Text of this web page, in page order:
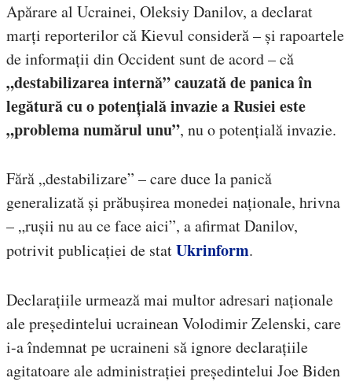
Apărare al Ucrainei, Oleksiy Danilov, a declarat
marți reporterilor că Kievul consideră – și rapoartele
de informații din Occident sunt de acord – că
„destabilizarea internă” cauzată de panica în
legătură cu o potențială invazie a Rusiei este
„problema numărul unu”, nu o potențială invazie.
Fără „destabilizare” – care duce la panică
generalizată și prăbușirea monedei naționale, hrivna
– „rușii nu au ce face aici”, a afirmat Danilov,
potrivit publicației de statUkrinform.
Declarațiile urmează mai multor adresari naționale
ale președintelui ucrainean Volodimir Zelenski, care
i-a îndemnat pe ucraineni să ignore declarațiile
agitatoare ale administrației președintelui Joe Biden